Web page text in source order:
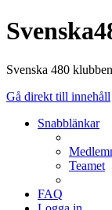
Svenska 480
Gå direkt till innehåll
Snabblänkar
Teamet
FAQ